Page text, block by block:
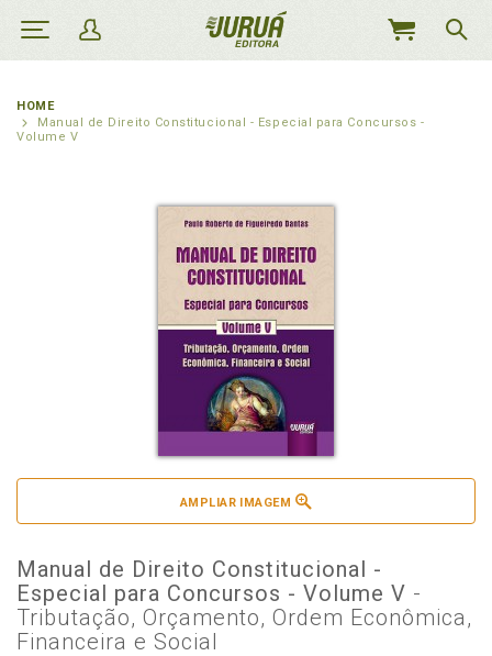
MEU
HOME
Manual de Direito Constitucional - Especial para Concursos -
Volume V
AMPLIAR IMAGEM
Manual de Direito Constitucional -
Especial para Concursos - Volume V -
Tributação, Orçamento, Ordem Econômica,
Financeira e Social